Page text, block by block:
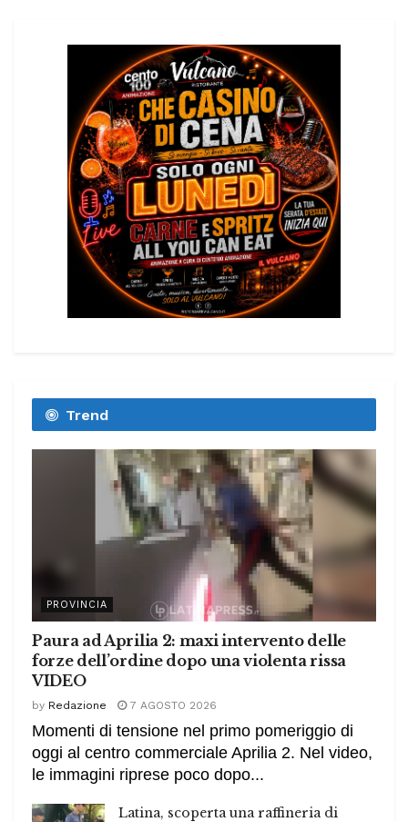
Trend
PROVINCIA
Paura ad Aprilia 2: maxi intervento delle
forze dell’ordine dopo una violenta rissa
VIDEO
by Redazione 7 AGOSTO 2026
Momenti di tensione nel primo pomeriggio di
oggi al centro commerciale Aprilia 2. Nel video,
le immagini riprese poco dopo...
Latina, scoperta una raffineria di